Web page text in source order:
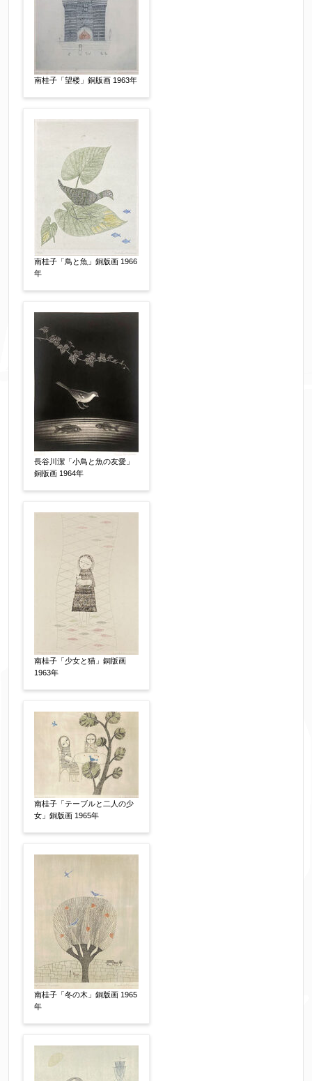
【任意】
添付画像
※添付画像は5MBまでのjpg、gif、pig、pdf形式
にてお送りください。
※追加や複数点ある場合はフォーム送信後に送ら
れてくる送信確認メール記載のアドレスからもお
お客様情報をご入力ください。
お名前 【必須】
フリガナ
メールアドレス 【必須】
※送信完了後こちらのメールアドレス宛に自動で
送信確認メールをお送りします。もし送信確認メ
ールが受信されない場合は、送信が完了していな
いか、アドレス間違え、迷惑メールフィルター等
電話番号 【必須】
※携帯電話などご連絡が取りやすいお電話番号を
お願い致します。
郵便番号 【必須】
南桂子「望楼」銅版画 1963年
南桂子「鳥と魚」銅版画 1966
年
長谷川潔「小鳥と魚の友愛」
銅版画 1964年
南桂子「少女と猫」銅版画
1963年
南桂子「テーブルと二人の少
女」銅版画 1965年
南桂子「冬の木」銅版画 1965
年